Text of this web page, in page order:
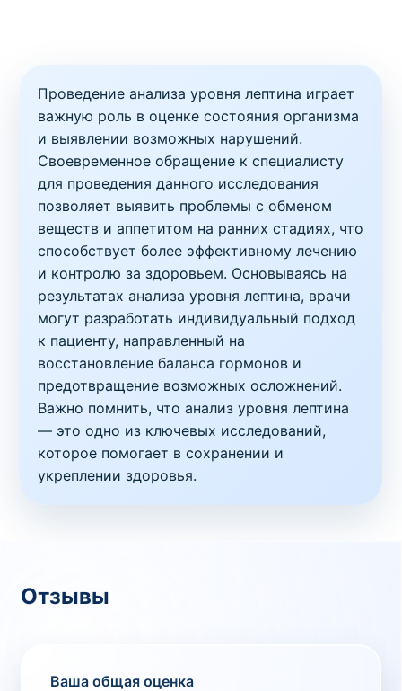
Проведение анализа уровня лептина играет
важную роль в оценке состояния организма
и выявлении возможных нарушений.
Своевременное обращение к специалисту
для проведения данного исследования
позволяет выявить проблемы с обменом
веществ и аппетитом на ранних стадиях, что
способствует более эффективному лечению
и контролю за здоровьем. Основываясь на
результатах анализа уровня лептина, врачи
могут разработать индивидуальный подход
к пациенту, направленный на
восстановление баланса гормонов и
предотвращение возможных осложнений.
Важно помнить, что анализ уровня лептина
— это одно из ключевых исследований,
которое помогает в сохранении и
укреплении здоровья.
Отзывы
Ваша общая оценка